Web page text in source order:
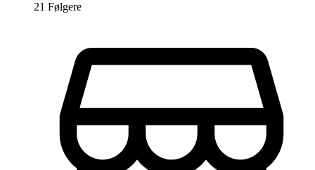
21 Følgere